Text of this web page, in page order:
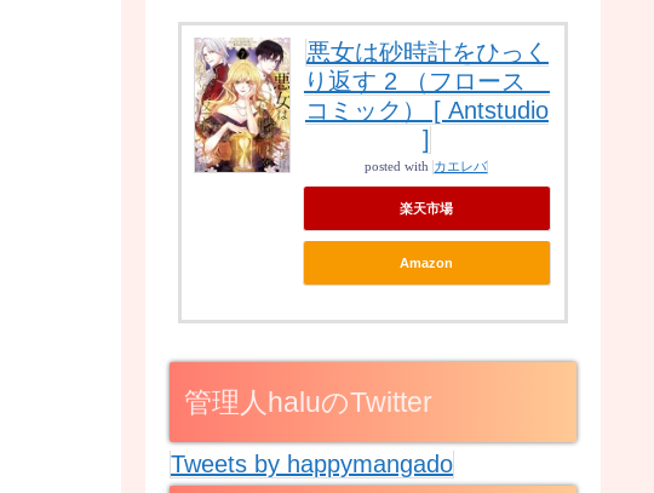
悪女は砂時計をひっく
り返す 2 （フロース
コミック） [ Antstudio
]
posted with カエレバ
楽天市場
Amazon
管理人haluのTwitter
Tweets by happymangado